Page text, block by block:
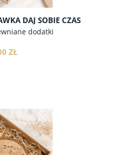
DAJ SOBIE CZAS
dodatki
ZŁ